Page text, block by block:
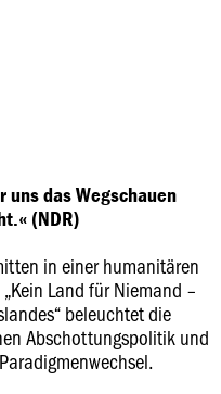
das Wegschauen
(NDR)
in einer humanitären
Land für Niemand –
beleuchtet die
Abschottungspolitik und